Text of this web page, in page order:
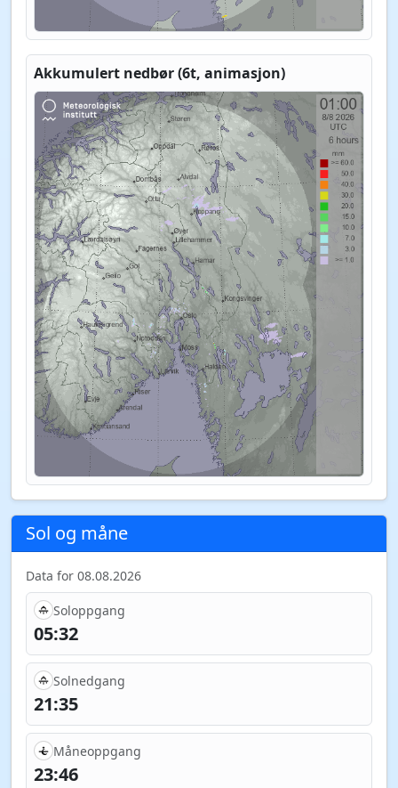
Akkumulert nedbør (6t, animasjon)
Sol og måne
Data for 08.08.2026
Soloppgang
05:32
Solnedgang
21:35
Måneoppgang
23:46